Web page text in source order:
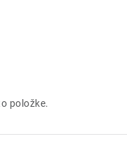
položke.